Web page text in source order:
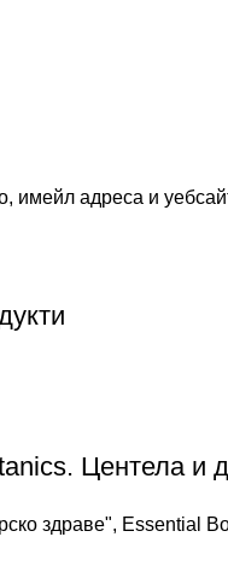
имейл адреса и
Центела и
здраве", Essential